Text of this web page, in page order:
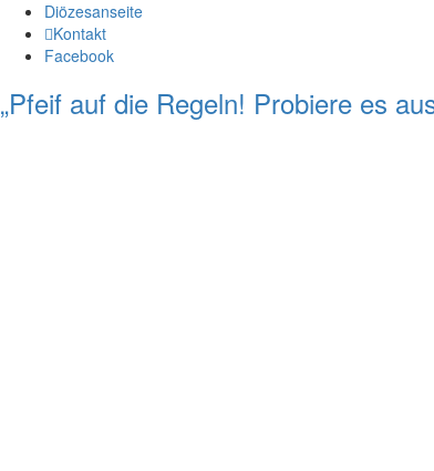
Diözesanseite
Kontakt
Facebook
„Pfeif auf die Regeln! Probiere es